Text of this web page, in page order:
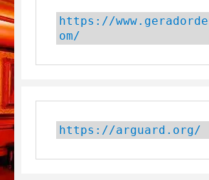
https://
om/
https://arguard.org/